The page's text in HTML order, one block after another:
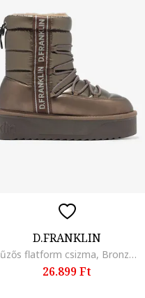
D.FRANKLIN
Fűzős flatform csizma, Bronzszín
26.899 Ft